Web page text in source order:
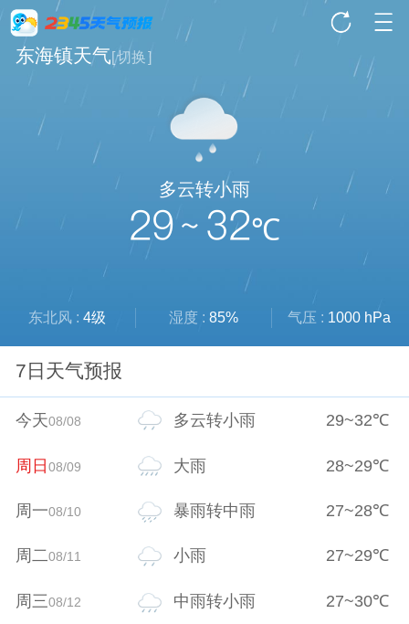
东海镇天气[切换]
多云转小雨
29 ~ 32℃
东北风 :4级 湿度 : 85% 气压 : 1000 hPa
7日天气预报
今天08/08 多云转小雨 29~32℃
周日08/09 大雨 28~29℃
周一08/10 暴雨转中雨 27~28℃
周二08/11 小雨 27~29℃
周三08/12 中雨转小雨 27~30℃